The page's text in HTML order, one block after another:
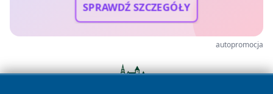
SPRAWDŹ SZCZEGÓŁY
autopromocja